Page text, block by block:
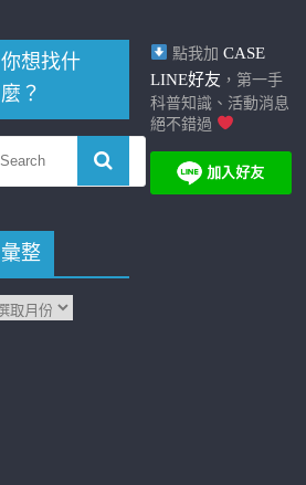
你想找什
麼？
彙整
點我加 CASE
LINE好友 ，第一手
科普知識、活動消息
絕不錯過